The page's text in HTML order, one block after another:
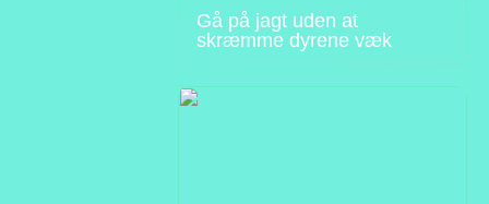
Gå på jagt uden at
skræmme dyrene væk